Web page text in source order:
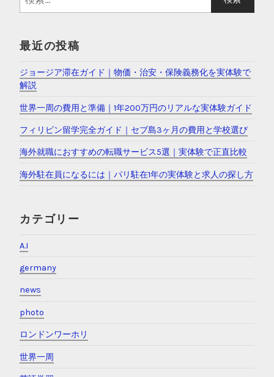
索
最近の投稿
ジョージア滞在ガイド｜物価・治安・保険義務化を実体験で
解説
世界一周の費用と準備｜1年200万円のリアルな実体験ガイド
フィリピン留学完全ガイド｜セブ島3ヶ月の費用と学校選び
海外就職におすすめの転職サービス5選｜実体験で正直比較
海外駐在員になるには｜パリ駐在1年の実体験と求人の探し方
カテゴリー
A.I
germany
news
photo
ロンドンワーホリ
世界一周